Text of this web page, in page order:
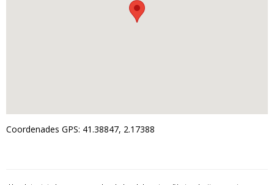
Coordenades GPS: 41.38847, 2.17388